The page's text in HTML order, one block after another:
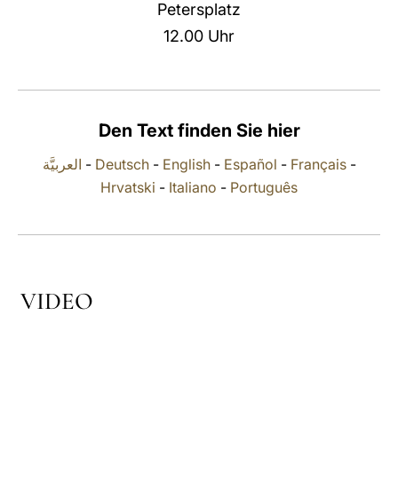
Petersplatz
12.00 Uhr
Den Text finden Sie hier
العربيَّة - Deutsch- English- Español - Français-
Hrvatski - Italiano - Português
VIDEO